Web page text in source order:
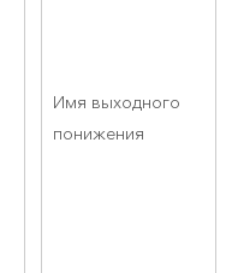
Имя выходного
понижения